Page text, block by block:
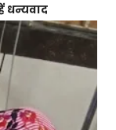
धन्यवाद